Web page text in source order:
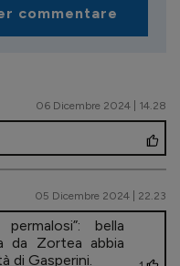
commentare
06 Dicembre 2024 | 14.28
05 Dicembre 2024 | 22.23
bella
da Zortea abbia
di Gasperini.